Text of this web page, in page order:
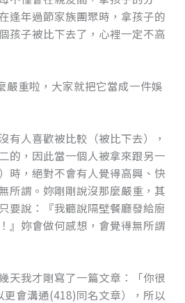
逢年過節家族團聚時，拿孩子的
孩子被比下去了，心裡一定不高
嚴重啦，大家就把它當成一件娛
有人喜歡被比較（被比下去），
的，因此當一個人被拿來跟另一
時，絕對不會有人覺得高興、快
所謂。妳剛剛說沒那麼嚴重，其
要說：『我聽說隔壁餐廳發給廚
』妳會做何感想，會覺得無所謂
天我才剛寫了一篇文章：「你很
會溝通(418)同名文章），所以